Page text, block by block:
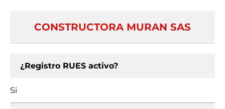
CONSTRUCTORA MURAN SAS
¿Registro RUES activo?
Si